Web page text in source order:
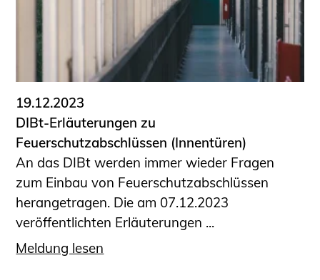
19.12.2023
DIBt-Erläuterungen zu
Feuerschutzabschlüssen (Innentüren)
An das DIBt werden immer wieder Fragen
zum Einbau von Feuerschutzabschlüssen
herangetragen. Die am 07.12.2023
veröffentlichten Erläuterungen ...
Meldung lesen